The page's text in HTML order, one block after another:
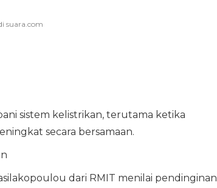
sistem kelistrikan, terutama ketika
secara bersamaan.
dari RMIT menilai pendinginan